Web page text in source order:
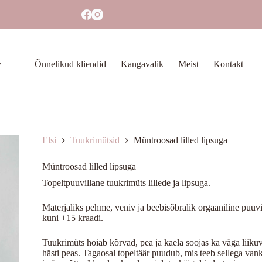
Õnnelikud kliendid Kangavalik Meist Kontakt
Elsi Tuukrimütsid Müntroosad lilled lipsuga
Müntroosad lilled lipsuga
Topeltpuuvillane tuukrimüts lillede ja lipsuga.
Materjaliks pehme, veniv ja beebisõbralik orgaaniline
kuni +15 kraadi.
Tuukrimüts hoiab kõrvad, pea ja kaela soojas ka väga
hästi peas. Tagaosal topeltäär puudub, mis teeb sellega